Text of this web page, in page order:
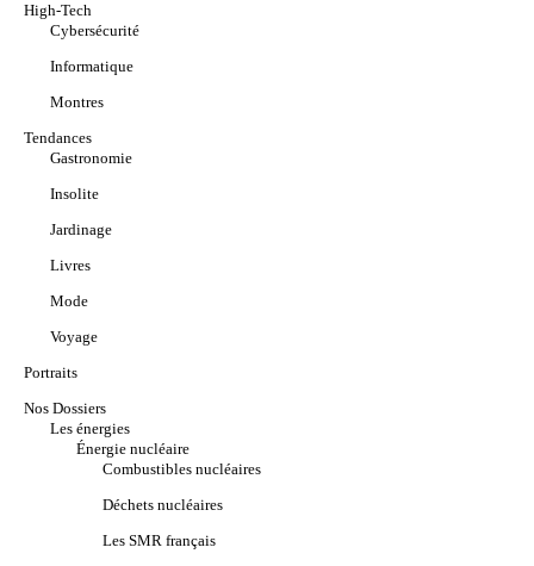
High-Tech
Cybersécurité
Informatique
Montres
Tendances
Gastronomie
Insolite
Jardinage
Livres
Mode
Voyage
Portraits
Nos Dossiers
Les énergies
Énergie nucléaire
Combustibles nucléaires
Déchets nucléaires
Les SMR français